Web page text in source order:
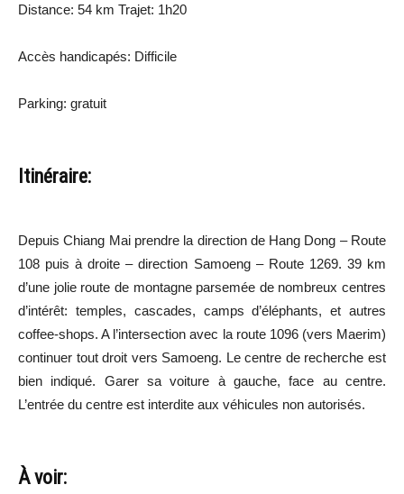
Distance: 54 km Trajet: 1h20
Accès handicapés: Difficile
Parking: gratuit
Itinéraire:
Depuis Chiang Mai prendre la direction de Hang Dong – Route
108 puis à droite – direction Samoeng – Route 1269. 39 km
d’une jolie route de montagne parsemée de nombreux centres
d’intérêt: temples, cascades, camps d’éléphants, et autres
coffee-shops. A l’intersection avec la route 1096 (vers Maerim)
continuer tout droit vers Samoeng. Le centre de recherche est
bien indiqué. Garer sa voiture à gauche, face au centre.
L’entrée du centre est interdite aux véhicules non autorisés.
À voir: